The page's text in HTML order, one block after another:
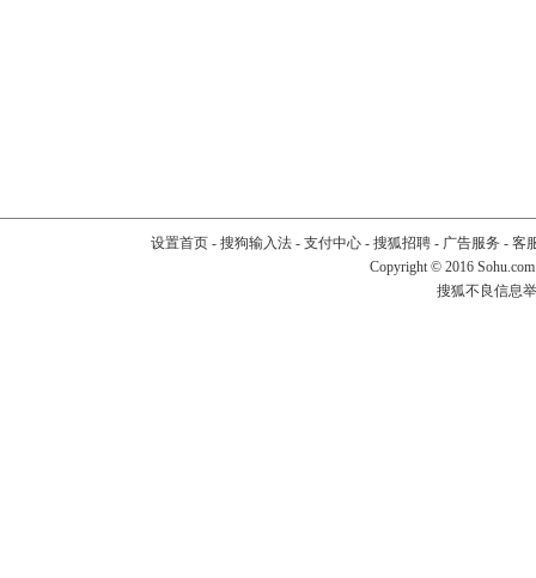
设置首页- 搜狗输入法- 支付中心- 搜狐招聘- 广告服务 - 客
Copyright © 2016
搜狐不良信息